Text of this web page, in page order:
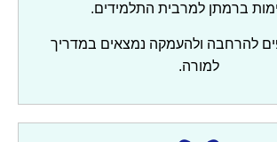
ברמתן למרבית התלמידים.
להרחבה ולהעמקה נמצאים במדריך
למורה.